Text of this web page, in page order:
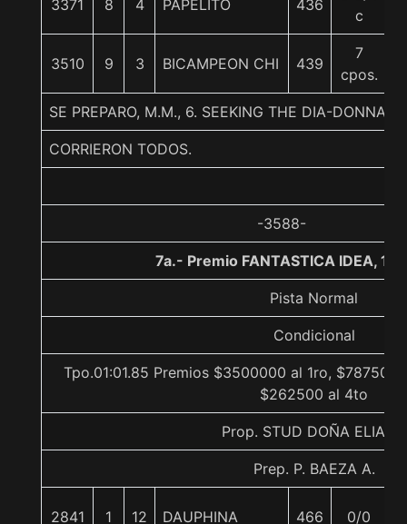
3371 8 4 PAPELITO 436
c
3510 9 3 BICAMPEON CHI 439
7
cpos.
SE PREPARO, M.M., 6. SEEKING THE DIA-DONNA
CORRIERON TODOS.
-3588-
7a.- Premio FANTASTICA IDEA,
Pista Normal
Condicional
Tpo.01:01.85 Premios $3500000 al 1ro,
$262500 al 4to
Prop. STUD DOÑA ELIANA
Prep. P. BAEZA A.
2841 1 12 DAUPHINA 466 0/0